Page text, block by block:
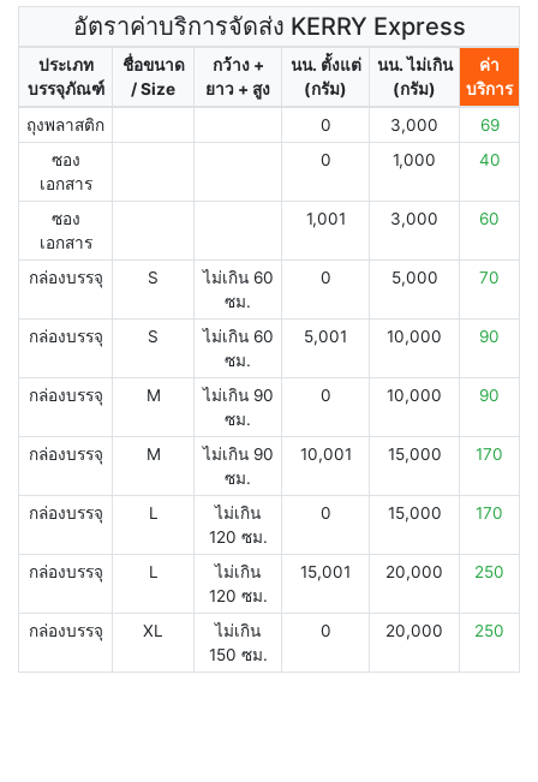
อัตราค่าบริการจัดส่ง KERRY Express
ประเภท
บรรจุภัณฑ์
ชื่อขนาด
/ Size
กว้าง +
ยาว + สูง
นน. ตั้งแต่
(กรัม)
นน. ไม่เกิน
(กรัม)
ค่า
บริการ
ถุงพลาสติก
0 3,000
69
ซอง
เอกสาร
0 1,000 40
ซอง
เอกสาร
1,001 3,000 60
กล่องบรรจุ S
ไม่เกิน 60
ซม.
0 5,000 70
กล่องบรรจุ S
ไม่เกิน 60
ซม.
5,001 10,000 90
กล่องบรรจุ M
ไม่เกิน 90
ซม.
0 10,000 90
กล่องบรรจุ M
ไม่เกิน 90
ซม.
10,001 15,000 170
กล่องบรรจุ L
ไม่เกิน
120 ซม.
0 15,000 170
กล่องบรรจุ L
ไม่เกิน
120 ซม.
15,001 20,000 250
กล่องบรรจุ XL
ไม่เกิน
150 ซม.
0 20,000 250